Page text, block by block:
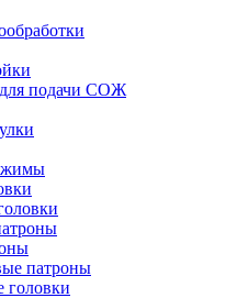
подачи СОЖ
патроны